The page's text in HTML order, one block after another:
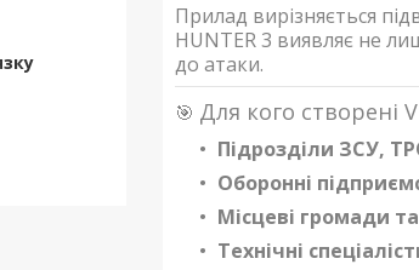
Прилад вирізняється
HUNTER 3 виявляє не
до атаки.
🎯 Для кого створені
Підрозділи ЗСУ,
Оборонні
Місцеві громади
Технічні